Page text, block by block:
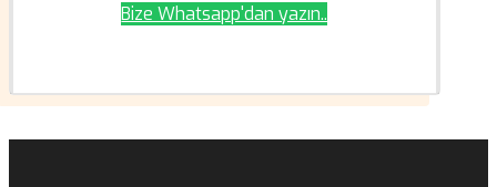
Bize Whatsapp'dan yazın..